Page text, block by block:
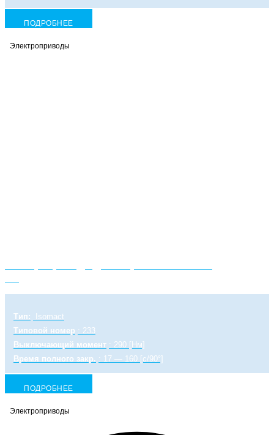
ПОДРОБНЕЕ
Электроприводы
Тип:
Isomact
Типовой номер : 233
Выключающий момент : 290 [Нм]
Время полного закр. : 17 — 160 [с/90°]
ПОДРОБНЕЕ
Электроприводы